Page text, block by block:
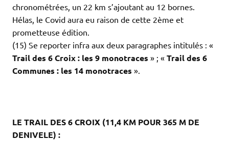
chronométrées, un 22 km s’ajoutant au 12 bornes.
Hélas, le Covid aura eu raison de cette 2ème et
prometteuse édition.
(15) Se reporter infra aux deux paragraphes intitulés : «
Trail des 6 Croix : les 9 monotraces » ; « Trail des 6
Communes : les 14 monotraces ».
LE TRAIL DES 6 CROIX (11,4 KM POUR 365 M DE
DENIVELE) :